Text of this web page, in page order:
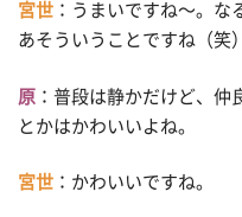
宮世 ：うまいですね〜。
あそういうことですね（笑
原 ：普段は静かだけど、
とかはかわいいよね。
宮世 ：かわいいですね。